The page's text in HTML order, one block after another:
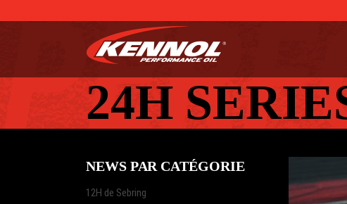
24H
NEWS PAR CATÉGORIE
12H de Sebring